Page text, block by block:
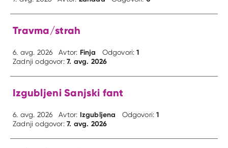
Travma/strah
6. avg. 2026 Avtor: Finja Odgovori:1
Zadnji odgovor:7. avg. 2026
Izgubljeni Sanjski fant
6. avg. 2026 Avtor: Izgubljena Odgovori:1
Zadnji odgovor:7. avg. 2026